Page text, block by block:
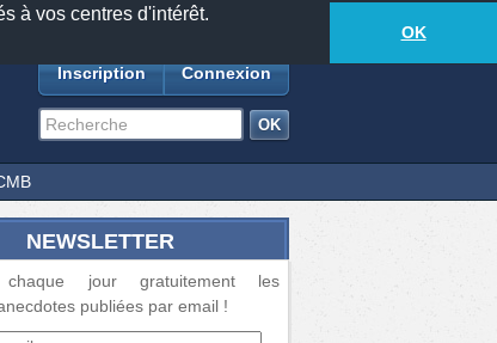
à vos centres d'intérêt.
OK
anecdotes-678lecteurs connectés
Inscription Connexion
NEWSLETTER
chaque jour gratuitement les
publiées par email !